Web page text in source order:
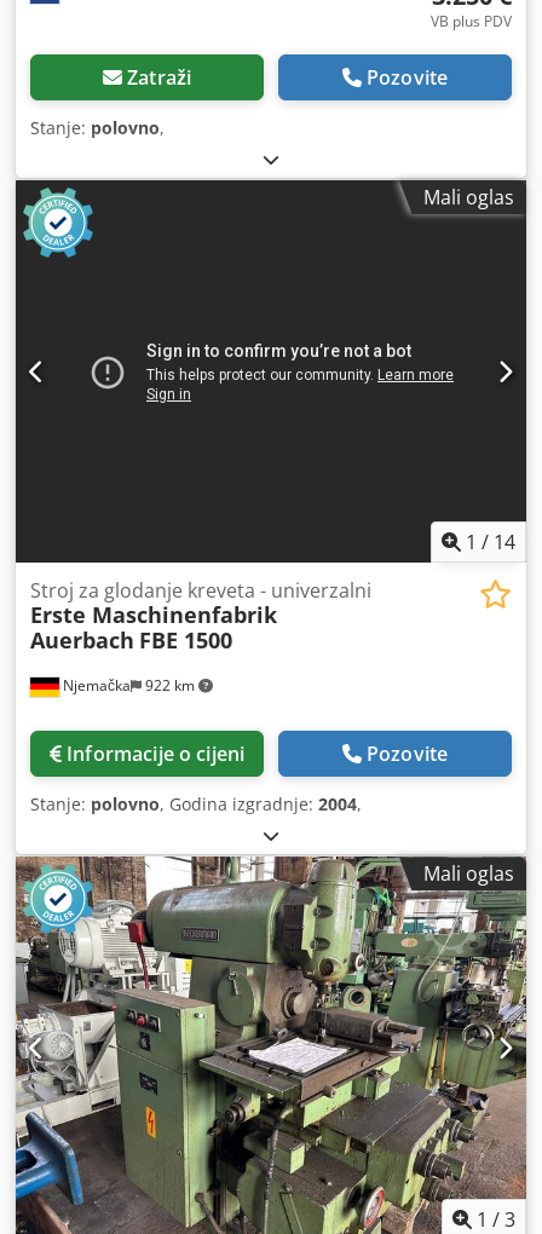
VB plus PDV
Zatraži Pozovite
Stanje: polovno,
Mali oglas
1 / 14
Njemačka 922 km
Stroj za glodanje kreveta - univerzalni
Erste Maschinenfabrik
Auerbach FBE 1500
Informacije o cijeni Pozovite
Stanje: polovno, Godina izgradnje: 2004,
Mali oglas
1 /3